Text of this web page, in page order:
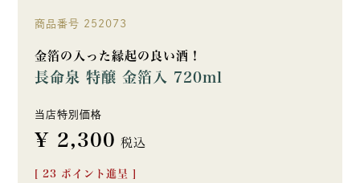
商品番号 252073
金箔の入った縁起の良い酒！
長命泉 特醸 金箔入 720ml
当店特別価格
¥ 2,300 税込
[ 23 ポイント進呈 ]